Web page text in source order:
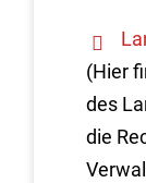
(Hier
des
die